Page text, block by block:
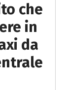
che
in
da